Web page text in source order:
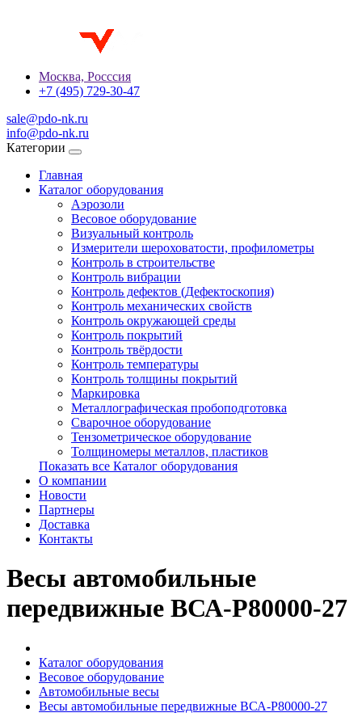
Москва, Росссия
+7 (495) 729-30-47
sale@pdo-nk.ru
info@pdo-nk.ru
Категории
Главная
Каталог оборудования
Аэрозоли
Весовое оборудование
Визуальный контроль
Измерители шероховатости, профилометры
Контроль в строительстве
Контроль вибрации
Контроль дефектов (Дефектоскопия)
Контроль механических свойств
Контроль окружающей среды
Контроль покрытий
Контроль твёрдости
Контроль температуры
Контроль толщины покрытий
Маркировка
Металлографическая пробоподготовка
Сварочное оборудование
Тензометрическое оборудование
Толщиномеры металлов, пластиков
Показать все Каталог оборудования
О компании
Новости
Партнеры
Доставка
Контакты
Весы автомобильные
передвижные ВСА-Р80000-27
Каталог оборудования
Весовое оборудование
Автомобильные весы
Весы автомобильные передвижные ВСА-Р80000-27